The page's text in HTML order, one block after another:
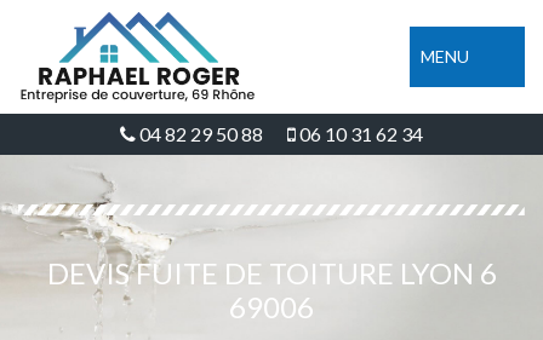
MENU
04 82 29 50 88 06 10 31 62 34
DEVIS FUITE DE TOITURE LYON 6
69006